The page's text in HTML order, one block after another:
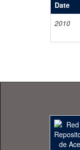
Date
2010